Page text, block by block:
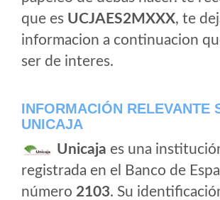
que es UCJAES2MXXX, te
informacion a continuacion
ser de interes.
INFORMACIÓN RELEVANTE
UNICAJA
Unicaja es una
registrada en el Banco de
número 2103. Su